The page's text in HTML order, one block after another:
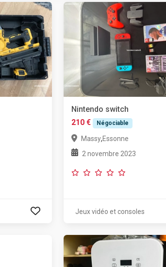
Nintendo switch
210 €
Négociable
Massy,Essonne
2 novembre 2023
Jeux vidéo et consoles